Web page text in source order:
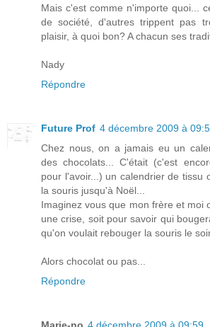
Mais c'est comme n'importe quoi...
de société, d'autres trippent pas
plaisir, à quoi bon? A chacun ses
Nady
Répondre
Future Prof 4 décembre 2009 à
Chez nous, on a jamais eu un
des chocolats... C'était (c'est
pour l'avoir...) un calendrier de tissu
la souris jusqu'à Noël...
Imaginez vous que mon frère et moi
une crise, soit pour savoir qui
qu'on voulait rebouger la souris le soir
Alors chocolat ou pas...
Répondre